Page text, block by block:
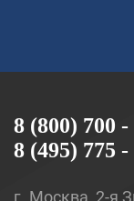
8 (800) 700 -
8 (495) 775 -
г. Москва, 2-я